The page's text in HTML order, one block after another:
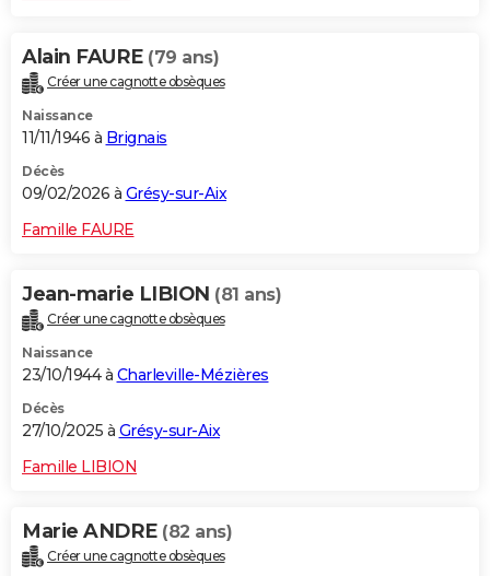
Alain FAURE (79 ans)
Créer une cagnotte obsèques
Naissance
11/11/1946 à Brignais
Décès
09/02/2026 à Grésy-sur-Aix
Famille FAURE
Jean-marie LIBION (81 ans)
Créer une cagnotte obsèques
Naissance
23/10/1944 à Charleville-Mézières
Décès
27/10/2025 à Grésy-sur-Aix
Famille LIBION
Marie ANDRE (82 ans)
Créer une cagnotte obsèques